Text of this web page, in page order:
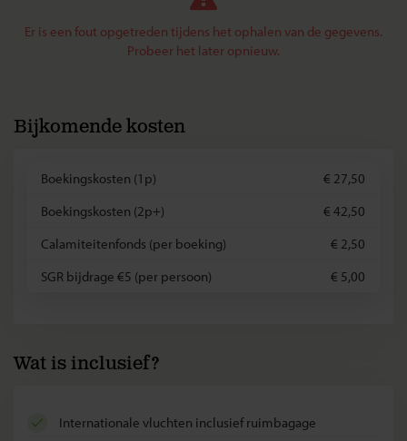
Er is een fout opgetreden tijdens het ophalen van de gegevens.
Probeer het later opnieuw.
Bijkomende kosten
Boekingskosten (1p)
€ 27,50
Boekingskosten (2p+)
€ 42,50
Calamiteitenfonds (per boeking)
€ 2,50
SGR bijdrage €5 (per persoon)
€ 5,00
Wat is inclusief?
internationale vluchten inclusief ruimbagage